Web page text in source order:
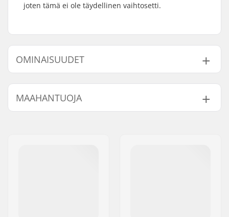
joten tämä ei ole täydellinen vaihtosetti.
OMINAISUUDET
Pinnojen lukumäärä: 20
MAAHANTUOJA